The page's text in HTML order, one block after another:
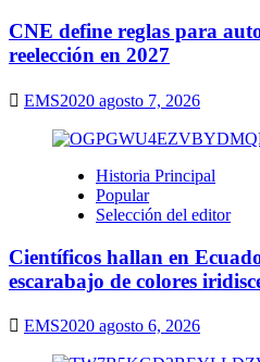
CNE define reglas para
reelección en 2027
EMS2020 agosto 7, 2026
Historia Principal
Popular
Selección del editor
Científicos hallan en
escarabajo de colores
EMS2020 agosto 6, 2026